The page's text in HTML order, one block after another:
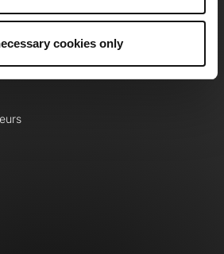
cookies only